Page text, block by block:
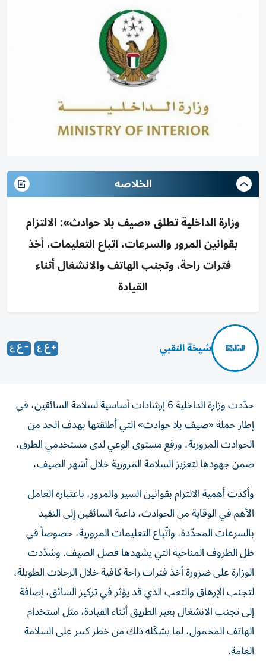
الخلاصه
وزارة الداخلية تطلق «صيف بلا حوادث»: الالتزام
بقوانين المرور والسرعات، اتباع التعليمات، أخذ
فترات راحة، وتجنب الهاتف والانشغال أثناء
القيادة
شيخة النقبي
حدّدت وزارة الداخلية 6 إرشادات أساسية لسلامة السائقين، في
إطار حملة «صيف بلا حوادث» التي أطلقتها بهدف الحد من
الحوادث المرورية، ورفع مستوى الوعي لدى مستخدمي الطرق،
ضمن جهودها لتعزيز السلامة المرورية خلال أشهر الصيف،
وأكدت أهمية الالتزام بقوانين السير والمرور، باعتباره العامل
الأهم في الوقاية من الحوادث، داعية السائقين إلى التقيد
بالسرعات المحدّدة، واتّباع التعليمات المرورية، خصوصاً في
ظل الظروف المناخية التي يشهدها فصل الصيف. وشدّدت
الوزارة على ضرورة أخذ فترات راحة كافية خلال الرحلات الطويلة،
لتجنب الإرهاق والتعب الذي قد يؤثر في تركيز السائق، إضافة
إلى تجنب الانشغال بغير الطريق أثناء القيادة، مثل استخدام
الهاتف المحمول، لما يشكّله ذلك من خطر كبير على السلامة
العامة.